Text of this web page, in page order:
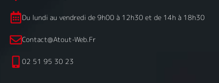
Du lundi au vendredi de 9h00 à 12h30 et de 14h à 18h30
Contact@atout-Web.fr
02 51 95 30 23